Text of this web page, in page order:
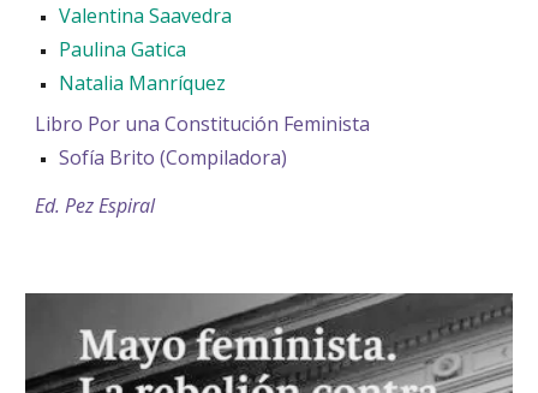
Valentina Saavedra
Paulina Gatica
Natalia Manríquez
Libro Por una Constitución Feminista
Sofía Brito (Compiladora)
Ed. Pez Espiral